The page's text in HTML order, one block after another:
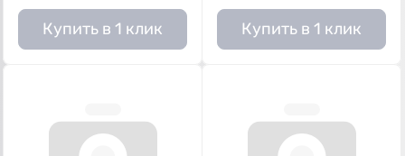
Купить в 1 клик Купить в 1 клик